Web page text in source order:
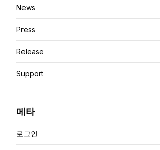
News
Press
Release
Support
메타
로그인